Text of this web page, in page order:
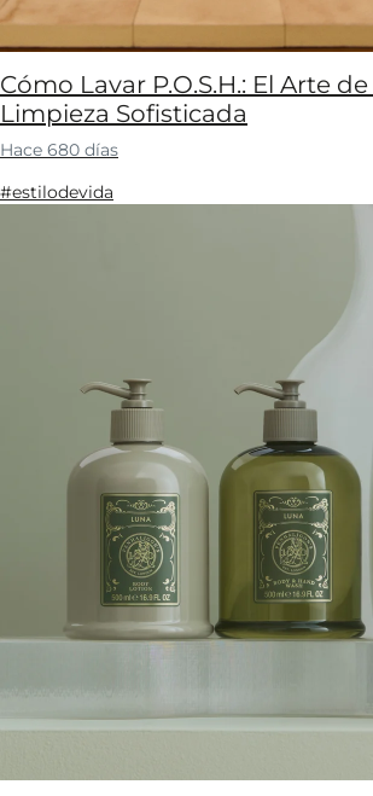
Cómo Lavar P.O.S.H.: El Arte de
Limpieza Sofisticada
Hace 680 días
#estilodevida